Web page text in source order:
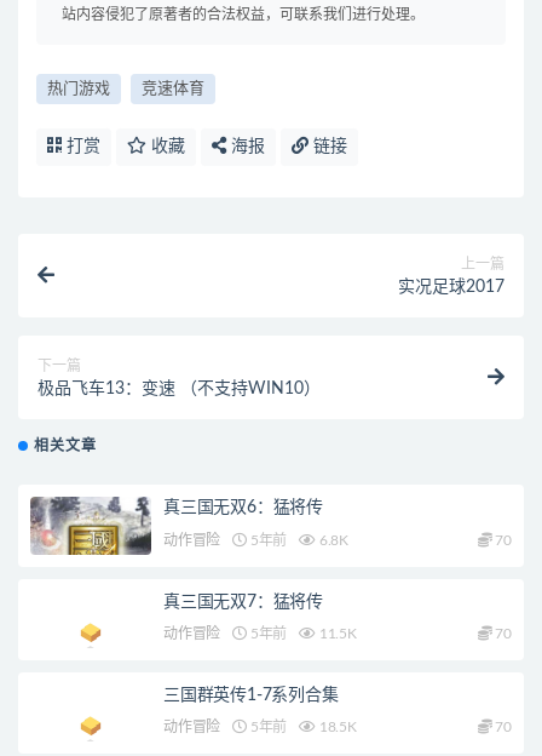
站内容侵犯了原著者的合法权益，可联系我们进行处理。
热门游戏 竞速体育
打赏 收藏 海报 链接
上一篇
实况足球2017
下一篇
极品飞车13：变速 （不支持WIN10）
相关文章
真三国无双6：猛将传
动作冒险 5年前 6.8K 70
真三国无双7：猛将传
动作冒险 5年前 11.5K 70
三国群英传1-7系列合集
动作冒险 5年前 18.5K 70